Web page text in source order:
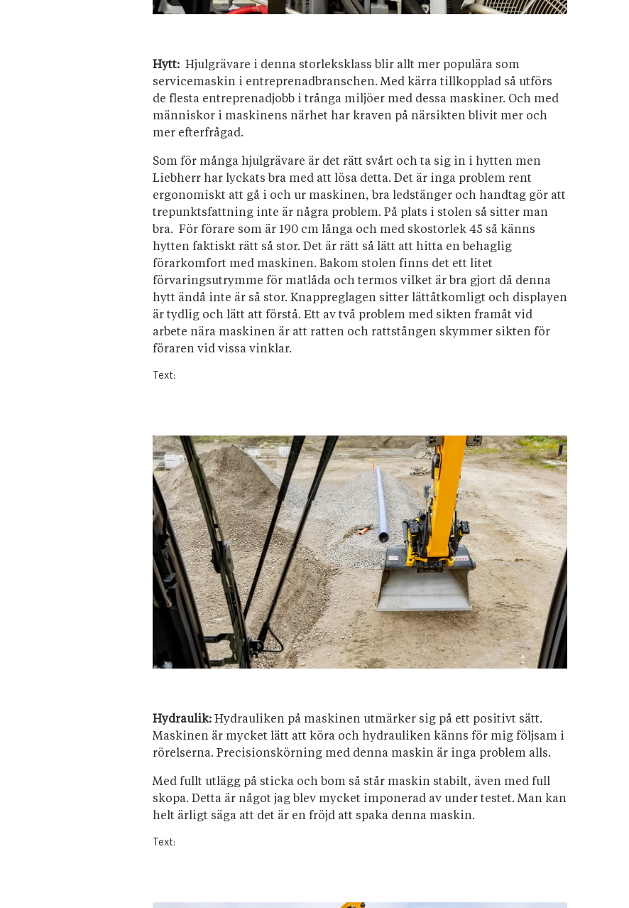
Hytt: Hjulgrävare i denna storleksklass blir allt mer populära som
servicemaskin i entreprenadbranschen. Med kärra tillkopplad så utförs
de flesta entreprenadjobb i trånga miljöer med dessa maskiner. Och med
människor i maskinens närhet har kraven på närsikten blivit mer och
mer efterfrågad.
Som för många hjulgrävare är det rätt svårt och ta sig in i hytten men
Liebherr har lyckats bra med att lösa detta. Det är inga problem rent
ergonomiskt att gå i och ur maskinen, bra ledstänger och handtag gör att
trepunktsfattning inte är några problem. På plats i stolen så sitter man
bra. För förare som är 190 cm långa och med skostorlek 45 så känns
hytten faktiskt rätt så stor. Det är rätt så lätt att hitta en behaglig
förarkomfort med maskinen. Bakom stolen finns det ett litet
förvaringsutrymme för matlåda och termos vilket är bra gjort då denna
hytt ändå inte är så stor. Knappreglagen sitter lättåtkomligt och displayen
är tydlig och lätt att förstå. Ett av två problem med sikten framåt vid
arbete nära maskinen är att ratten och rattstången skymmer sikten för
föraren vid vissa vinklar.
Text:
Hydraulik: Hydrauliken på maskinen utmärker sig på ett positivt sätt.
Maskinen är mycket lätt att köra och hydrauliken känns för mig följsam i
rörelserna. Precisionskörning med denna maskin är inga problem alls.
Med fullt utlägg på sticka och bom så står maskin stabilt, även med full
skopa. Detta är något jag blev mycket imponerad av under testet. Man kan
helt ärligt säga att det är en fröjd att spaka denna maskin.
Text: